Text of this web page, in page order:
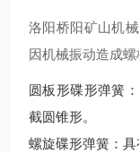
洛阳桥阳矿山机
因机械振动造成螺
圆板形碟形弹簧
截圆锥形。
螺旋碟形弹簧：具